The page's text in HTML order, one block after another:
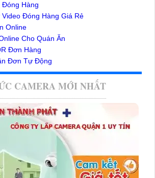
Đóng Hàng
Đóng Hàng Giá Rẻ
Online
Cho Quán Ăn
Đơn Hàng
Đơn Tự Động
CAMERA MỚI NHẤT